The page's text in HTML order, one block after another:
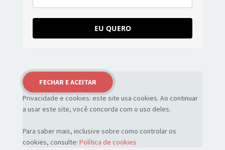
EU QUERO
Privacidade e cookies: este site usa cookies. Ao continuar
a usar este site, você concorda com o uso deles.
Para saber mais, inclusive sobre como controlar os
cookies, consulte: Política de cookies